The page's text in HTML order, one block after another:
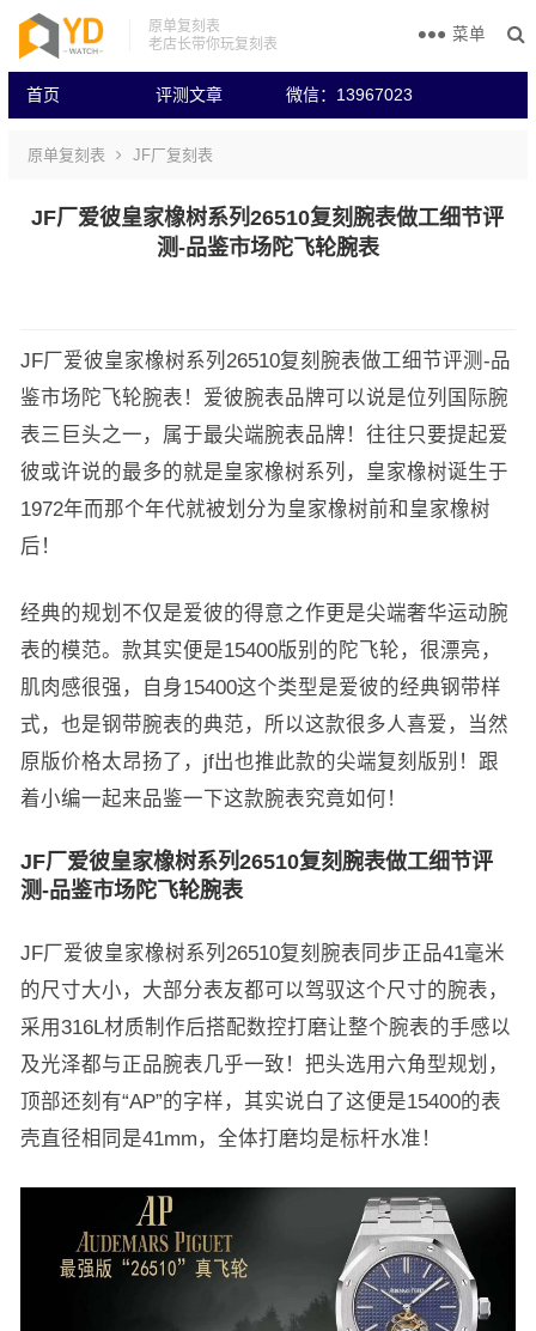
原单复刻表
老店长带你玩复刻表
首页 评测文章 微信：13967023
菜单
原单复刻表 JF厂复刻表
JF厂爱彼皇家橡树系列26510复刻腕表做工细节评
测-品鉴市场陀飞轮腕表
JF厂爱彼皇家橡树系列26510复刻腕表做工细节评测-品
鉴市场陀飞轮腕表！爱彼腕表品牌可以说是位列国际腕
表三巨头之一，属于最尖端腕表品牌！往往只要提起爱
彼或许说的最多的就是皇家橡树系列，皇家橡树诞生于
1972年而那个年代就被划分为皇家橡树前和皇家橡树
后！
经典的规划不仅是爱彼的得意之作更是尖端奢华运动腕
表的模范。款其实便是15400版别的陀飞轮，很漂亮，
肌肉感很强，自身15400这个类型是爱彼的经典钢带样
式，也是钢带腕表的典范，所以这款很多人喜爱，当然
原版价格太昂扬了，jf出也推此款的尖端复刻版别！跟
着小编一起来品鉴一下这款腕表究竟如何！
JF厂爱彼皇家橡树系列26510复刻腕表做工细节评
测-品鉴市场陀飞轮腕表
JF厂爱彼皇家橡树系列26510复刻腕表同步正品41毫米
的尺寸大小，大部分表友都可以驾驭这个尺寸的腕表，
采用316L材质制作后搭配数控打磨让整个腕表的手感以
及光泽都与正品腕表几乎一致！把头选用六角型规划，
顶部还刻有“AP”的字样，其实说白了这便是15400的表
壳直径相同是41mm，全体打磨均是标杆水准！